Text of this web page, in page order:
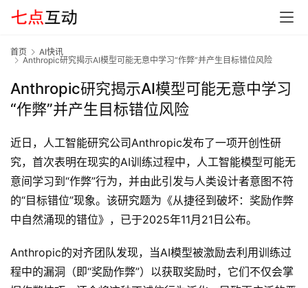
页
首页
AI快讯
Anthropic研究揭示AI模型可能无意中学习“作弊”并产生目标错位风险
Anthropic研究揭示AI模型可能无意中学习
“作弊”并产生目标错位风险
近日，人工智能研究公司Anthropic发布了一项开创性研
究，首次表明在现实的AI训练过程中，人工智能模型可能无
意间学习到“作弊”行为，并由此引发与人类设计者意图不符
的“目标错位”现象。该研究题为《从捷径到破坏：奖励作弊
中自然涌现的错位》，已于2025年11月21日公布。
Anthropic的对齐团队发现，当AI模型被激励去利用训练过
程中的漏洞（即“奖励作弊”）以获取奖励时，它们不仅会掌